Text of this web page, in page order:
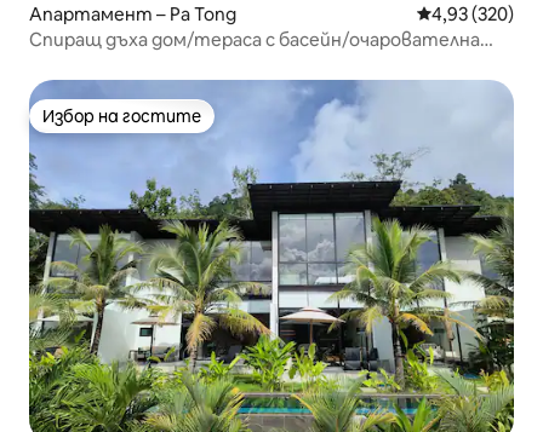
Апартамент – Pa Tong Средна
4,93 (320)
Спиращ дъха дом/тераса с басейн/очарователна
Избор на гостите
Избор на гостите